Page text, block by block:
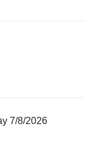
7/8/2026